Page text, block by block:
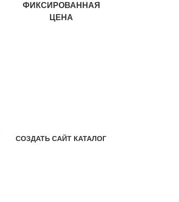
ФИКСИРОВАННАЯ
ЦЕНА
СОЗДАТЬ САЙТ КАТАЛОГ